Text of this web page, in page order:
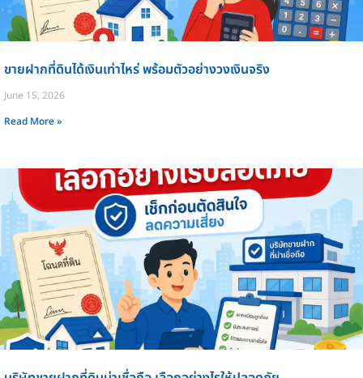
ขายฝากที่ดินได้เงินเท่าไหร่ พร้อมตัวอย่างวงเงินจริง
June 15, 2026
Read More »